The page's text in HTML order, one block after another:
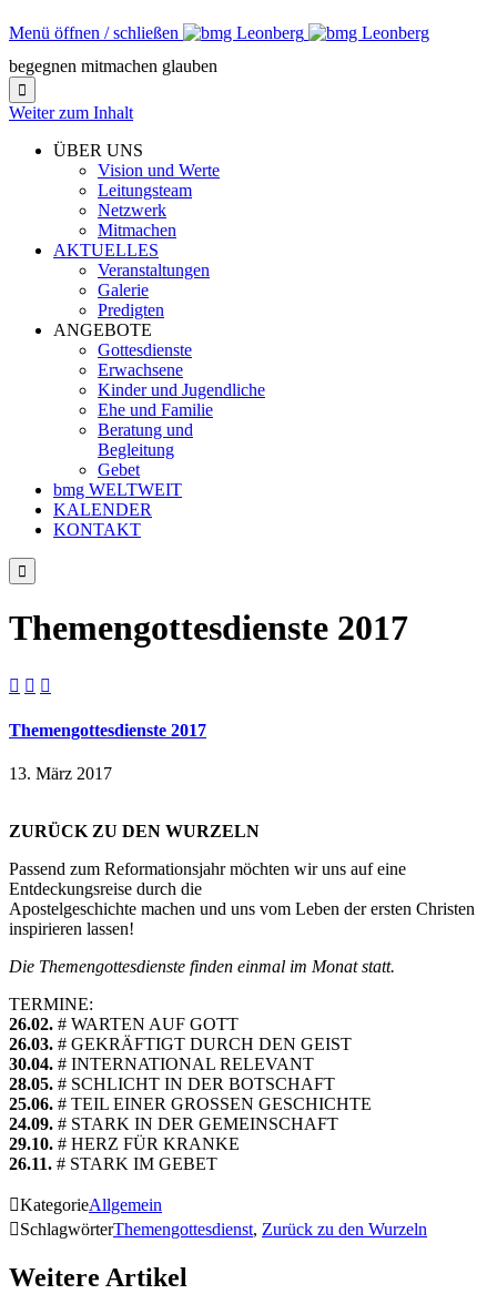
Menü öffnen / schließen
begegnen mitmachen glauben

Weiter zum Inhalt
ÜBER UNS
Vision und Werte
Leitungsteam
Netzwerk
Mitmachen
AKTUELLES
Veranstaltungen
Galerie
Predigten
ANGEBOTE
Gottesdienste
Erwachsene
Kinder und Jugendliche
Ehe und Familie
Beratung und
Begleitung
Gebet
bmg WELTWEIT
KALENDER
KONTAKT

Themengottesdienste 2017
  
Themengottesdienste 2017
13. März 2017
ZURÜCK ZU DEN WURZELN
Passend zum Reformationsjahr möchten wir uns auf eine
Entdeckungsreise durch die
Apostelgeschichte machen und uns vom Leben der ersten Christen
inspirieren lassen!
Die Themengottesdienste finden einmal im Monat statt.
TERMINE:
26.02. # WARTEN AUF GOTT
26.03. # GEKRÄFTIGT DURCH DEN GEIST
30.04. # INTERNATIONAL RELEVANT
28.05. # SCHLICHT IN DER BOTSCHAFT
25.06. # TEIL EINER GROSSEN GESCHICHTE
24.09. # STARK IN DER GEMEINSCHAFT
29.10. # HERZ FÜR KRANKE
26.11. # STARK IM GEBET
KategorieAllgemein
SchlagwörterThemengottesdienst, Zurück zu den Wurzeln
Weitere Artikel